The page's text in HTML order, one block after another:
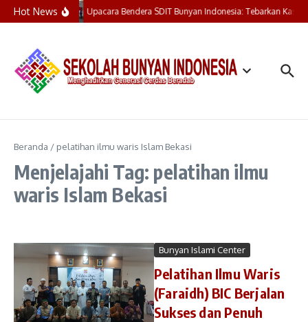
Lewati ke konten
Hot News Upacara Bendera SDIT Bunyan Indonesia: Tebarkan
Beranda / pelatihan ilmu waris Islam Bekasi
Menjelajahi Tag: pelatihan ilmu
waris Islam Bekasi
Bunyan Islami Center
Pelatihan Ilmu Waris
(Faraidh) BIC Berjalan
Sukses dan Penuh